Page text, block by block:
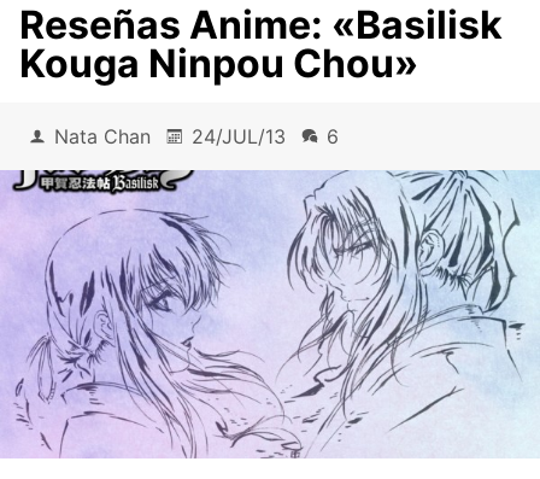
Reseñas Anime: «Basilisk
Kouga Ninpou Chou»
Nata Chan 24/JUL/13 6